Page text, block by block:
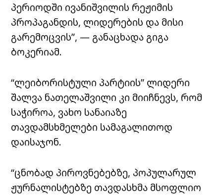
პერიოდში ივანიშვილის რეჟიმის
პროპაგანდის, ლიდერების და მისი
გარემოცვის”, — განაცხადა გიგა
ბოკერიამ.
“ლეიბორისტული პარტიის” ლიდერი
შალვა ნათელაშვილი კი მიიჩნევს, რომ
საჭიროა, ვახო სანაიაზე
თავდამსხმელები სამაგალითოდ
დაისაჯონ.
“ცნობად პიროვნებებზე, პოპულარულ
ჟურნალისტებზე თავდასხმა მსოფლიო